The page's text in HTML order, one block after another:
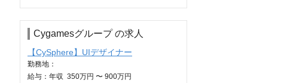
Cygamesグループ の求人
【CySphere】UIデザイナー
勤務地：
給与： 年収 350万円 〜 900万円